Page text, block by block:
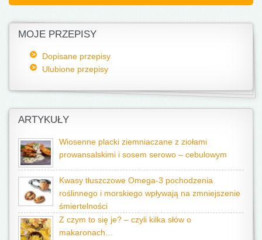
MOJE PRZEPISY
Dopisane przepisy
Ulubione przepisy
ARTYKUŁY
Wiosenne placki ziemniaczane z ziołami
prowansalskimi i sosem serowo – cebulowym
Kwasy tłuszczowe Omega-3 pochodzenia
roślinnego i morskiego wpływają na zmniejszenie
śmiertelności
Z czym to się je? – czyli kilka słów o
makaronach…